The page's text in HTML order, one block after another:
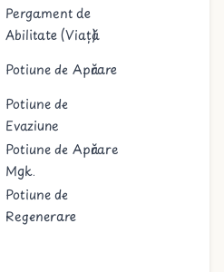
Pergament de
Abilitate (Viață)
Potiune de Apărare
Potiune de
Evaziune
Potiune de Apărare
Mgk.
Potiune de
Regenerare